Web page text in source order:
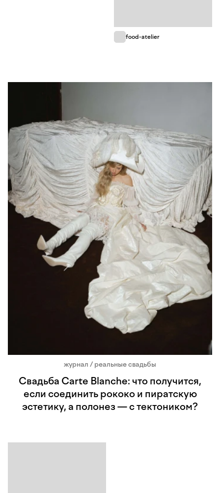
food-atelier
журнал / реальные свадьбы
Свадьба Carte Blanche: что получится,
если соединить рококо и пиратскую
эстетику, а полонез — с тектоником?